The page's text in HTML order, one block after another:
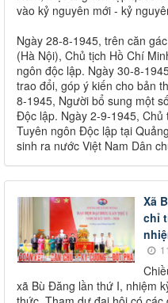
vào kỷ nguyên mới - kỷ
Ngày 28-8-1945, trên căn
(Hà Nội), Chủ tịch Hồ Chí
ngôn độc lập. Ngày 30-8-
trao đổi, góp ý kiến cho bản
8-1945, Người bổ sung một
Độc lập. Ngày 2-9-1945,
Tuyên ngôn Độc lập tại
sinh ra nước Việt Nam Dân
Xã
chỉ
xã Bù Đăng lần thứ I, nhiệm